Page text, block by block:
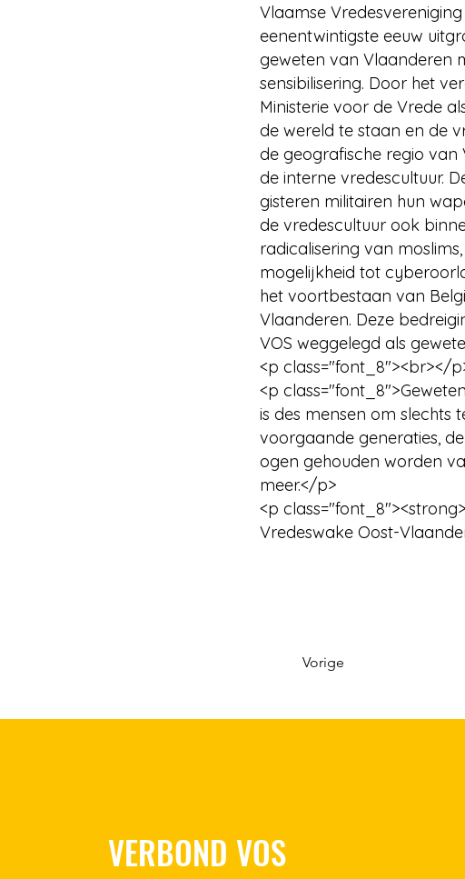
Vlaamse
eenentwintigste eeuw
geweten van Vlaanderen
sensibilisering. Door het
Ministerie voor de Vrede
de wereld te staan en de
de geografische regio
de interne vredescultuur.
gisteren militairen hun
de vredescultuur ook
radicalisering van
mogelijkheid tot
het voortbestaan van
Vlaanderen. Deze
VOS weggelegd als
<p class="font_8"><br></
<p
is des mensen om slechts
voorgaande generaties,
ogen gehouden worden
meer.</p>
<p
Vredeswake Oost-
Vorige
VERBOND VOS